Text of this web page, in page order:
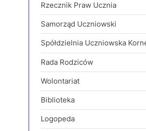
Rzecznik Praw Ucznia
Samorząd Uczniowski
Spółdzielnia Uczniowska
Rada Rodziców
Wolontariat
Biblioteka
Logopeda